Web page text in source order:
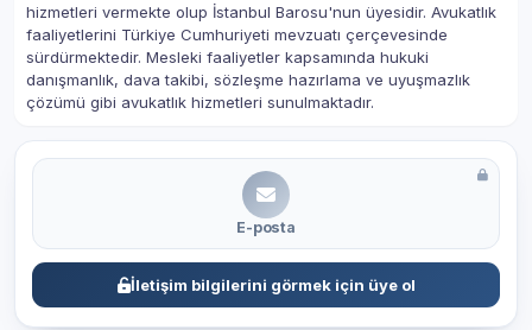
hizmetleri vermekte olup İstanbul Barosu'nun üyesidir. Avukatlık
faaliyetlerini Türkiye Cumhuriyeti mevzuatı çerçevesinde
sürdürmektedir. Mesleki faaliyetler kapsamında hukuki
danışmanlık, dava takibi, sözleşme hazırlama ve uyuşmazlık
çözümü gibi avukatlık hizmetleri sunulmaktadır.
E-posta
İletişim bilgilerini görmek için üye ol